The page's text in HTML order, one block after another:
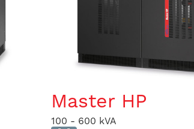
Master HP
100 - 600 kVA